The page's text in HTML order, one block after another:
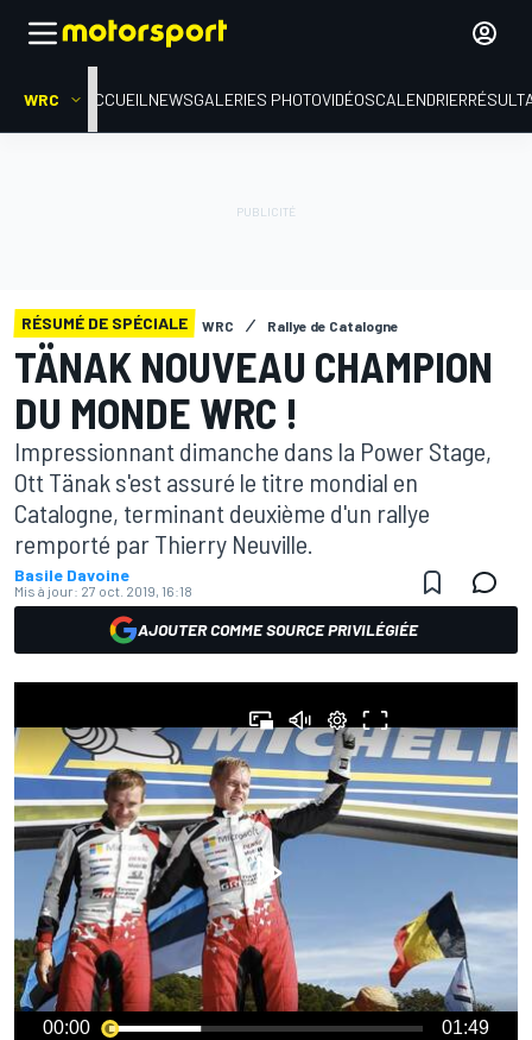
WRC ACCUEIL NEWSGALERIES PHOTOVIDÉOSCALENDRIER
RÉSUMÉ DE SPÉCIALE WRC Rallye de Catalogne
TÄNAK NOUVEAU CHAMPION
DU MONDE WRC !
Impressionnant dimanche dans la Power Stage,
Ott Tänak s'est assuré le titre mondial en
Catalogne, terminant deuxième d'un rallye
remporté par Thierry Neuville.
Basile Davoine
Mis à jour: 27 oct. 2019, 16:18
AJOUTER COMME SOURCE PRIVILÉGIÉE
00:00 01:49